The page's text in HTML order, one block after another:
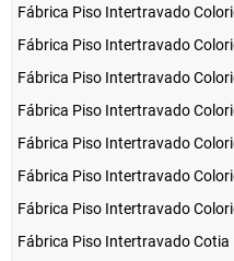
Fábrica Piso Intertravado
Fábrica Piso Intertravado
Fábrica Piso Intertravado
Fábrica Piso Intertravado
Fábrica Piso Intertravado
Fábrica Piso Intertravado
Fábrica Piso Intertravado
Fábrica Piso Intertravado Cotia